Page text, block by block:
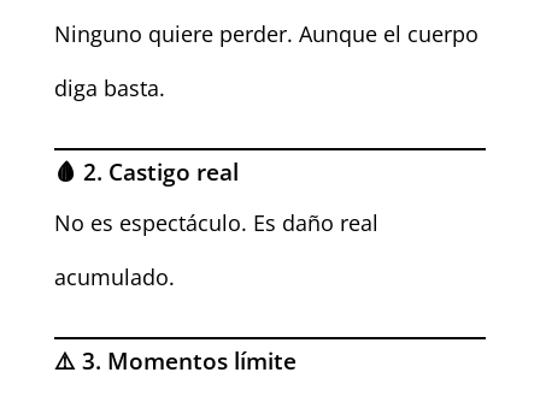
Ninguno quiere perder. Aunque el cuerpo
diga basta.
🩸 2. Castigo real
No es espectáculo. Es daño real
acumulado.
⚠️ 3. Momentos límite